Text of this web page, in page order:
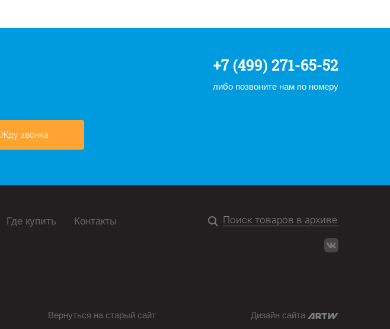
+7 (499) 271-65-52
либо позвоните нам по номеру
Жду звонка
Где купить Контакты
Вернуться на старый сайт Дизайн сайта